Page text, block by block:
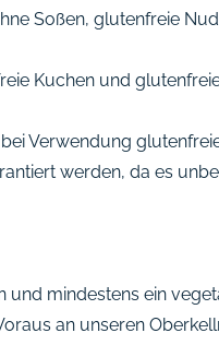
Soßen, glutenfreie
Kuchen und
Verwendung
werden, da es
mindestens ein
an unseren